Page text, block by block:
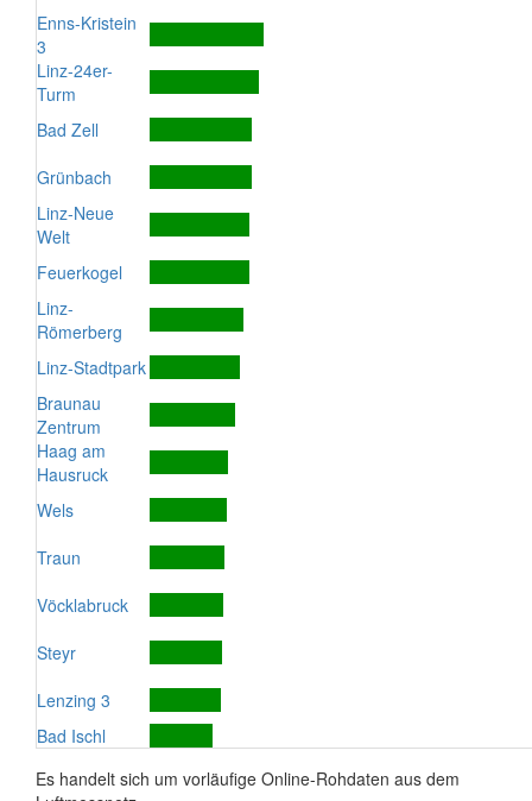
Enns-Kristein
3
Linz-24er-
Turm
Bad Zell
Grünbach
Linz-Neue
Welt
Feuerkogel
Linz-
Römerberg
Linz-Stadtpark
Braunau
Zentrum
Haag am
Hausruck
Wels
Traun
Vöcklabruck
Steyr
Lenzing 3
Bad Ischl
Es handelt sich um vorläufige Online-Rohdaten aus dem